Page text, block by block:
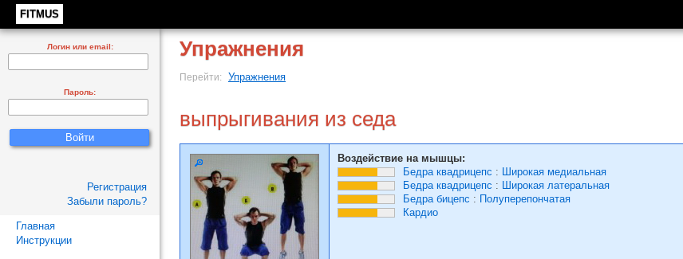
FITMUS
Упражнения
Перейти: Упражнения
выпрыгивания из седа
Воздействие на мышцы:
Бедра квадрицепс : Широкая медиальная
Бедра квадрицепс : Широкая латеральная
Бедра бицепс : Полуперепончатая
Кардио
Логин или email:
Пароль:
Регистрация
Забыли пароль?
Главная
Инструкции